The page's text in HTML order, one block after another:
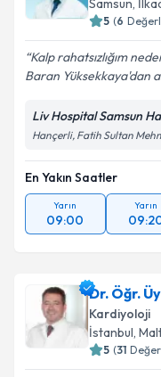
Samsun,
5 (6
Kalp rahatsızlığım
Baran Yüksekkaya'dan
Liv Hospital Samsun
Hançerli, Fatih Sultan
En Yakın Saatler
Yarın
09:00
Yarın
Dr. Öğr.
Kardiyoloji
İstanbul,
5 (31